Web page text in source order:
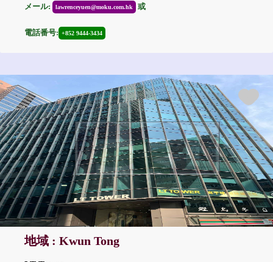
メール: lawrenceyuen@moku.com.hk 或
電話番号: +852 9444-3434
地域 : Kwun Tong